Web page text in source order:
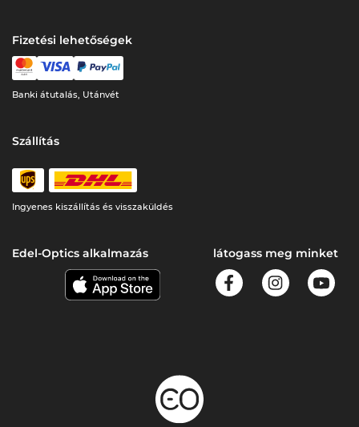
Fizetési lehetőségek
Banki átutalás, Utánvét
Szállítás
Ingyenes kiszállítás és visszaküldés
Edel-Optics alkalmazás látogass meg minket